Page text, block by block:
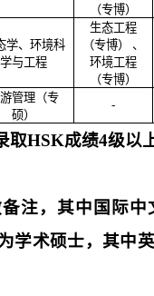
（专博）
学、环境科
学与工程
生态工程
（专博） 、
环境工程
（专博）
管理 （专
硕）
-
取HSK成绩4级以
注，其中国际
学术硕士，其中